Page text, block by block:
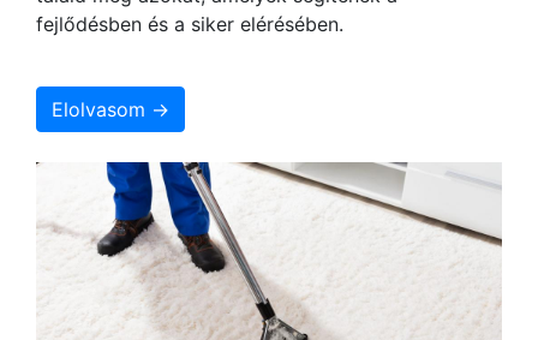
fejlődésben és a siker elérésében.
Elolvasom →